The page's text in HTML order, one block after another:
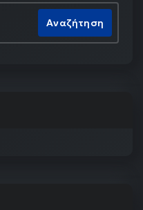
Αναζήτηση